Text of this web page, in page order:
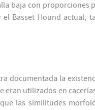
baja con proporciones
Basset Hound actual,
documentada la
eran utilizados en
las similitudes